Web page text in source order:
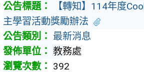
【轉知】114年度
主學習活動獎勵辦法
最新消息
教務處
392